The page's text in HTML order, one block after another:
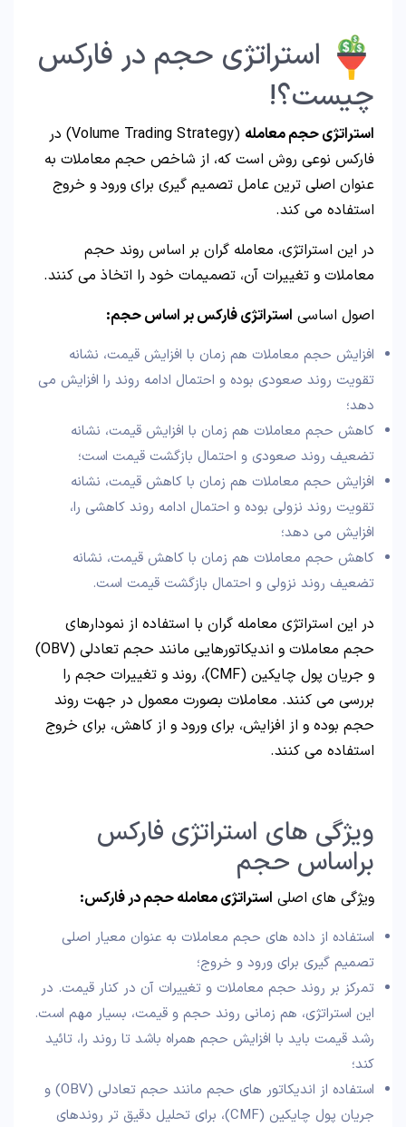
استراتژی حجم در فارکس
چیست؟!
استراتژی حجم معامله
(Volume Trading Strategy) در
فارکس نوعی روش است که، از شاخص حجم معاملات به
عنوان اصلی ترین عامل تصمیم گیری برای ورود و خروج
استفاده می کند.
در این استراتژی، معامله گران بر اساس روند حجم
معاملات و تغییرات آن، تصمیمات خود را اتخاذ می کنند.
اصول اساسی استراتژی فارکس بر اساس حجم:
افزایش حجم معاملات هم‌ زمان با افزایش قیمت، نشانه
تقویت روند صعودی بوده و احتمال ادامه روند را افزایش می
دهد؛
کاهش حجم معاملات هم‌ زمان با افزایش قیمت، نشانه
تضعیف روند صعودی و احتمال بازگشت قیمت است؛
افزایش حجم معاملات هم‌ زمان با کاهش قیمت، نشانه
تقویت روند نزولی بوده و احتمال ادامه روند کاهشی را،
افزایش می دهد؛
کاهش حجم معاملات هم‌ زمان با کاهش قیمت، نشانه
تضعیف روند نزولی و احتمال بازگشت قیمت است.
در این استراتژی معامله گران با استفاده از نمودارهای
حجم معاملات و اندیکاتورهایی مانند حجم تعادلی (OBV)
و جریان پول چایکین (CMF)، روند و تغییرات حجم را
بررسی می کنند. معاملات بصورت معمول در جهت روند
حجم بوده و از افزایش، برای ورود و از کاهش، برای خروج
استفاده می کنند.
ویژگی های استراتژی فارکس
براساس حجم
ویژگی های اصلی استراتژی معامله حجم در فارکس:
استفاده از داده های حجم معاملات به عنوان معیار اصلی
تصمیم گیری برای ورود و خروج؛
تمرکز بر روند حجم معاملات و تغییرات آن در کنار قیمت. در
این استراتژی، هم‌ زمانی روند حجم و قیمت، بسیار مهم است.
رشد قیمت باید با افزایش حجم همراه باشد تا روند را، تائید
کند؛
استفاده از اندیکاتور های حجم مانند حجم تعادلی (OBV) و
جریان پول چایکین (CMF)، برای تحلیل دقیق تر روندهای